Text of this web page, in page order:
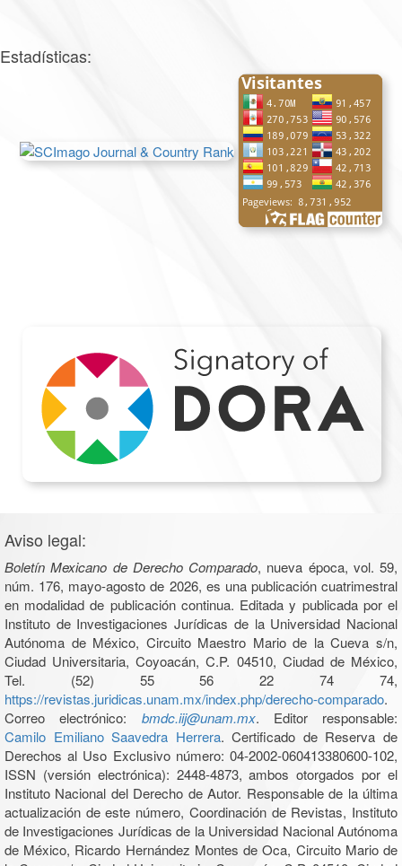
Estadísticas:
Aviso legal:
Boletín Mexicano de Derecho Comparado, nueva época, vol. 59,
núm. 176, mayo-agosto de 2026, es una publicación cuatrimestral
en modalidad de publicación continua. Editada y publicada por el
Instituto de Investigaciones Jurídicas de la Universidad Nacional
Autónoma de México, Circuito Maestro Mario de la Cueva s/n,
Ciudad Universitaria, Coyoacán, C.P. 04510, Ciudad de México,
Tel. (52) 55 56 22 74 74,
https://revistas.juridicas.unam.mx/index.php/derecho-comparado.
Correo electrónico: bmdc.iij@unam.mx. Editor responsable:
Camilo Emiliano Saavedra Herrera. Certificado de Reserva de
Derechos al Uso Exclusivo número: 04-2002-060413380600-102,
ISSN (versión electrónica): 2448-4873, ambos otorgados por el
Instituto Nacional del Derecho de Autor. Responsable de la última
actualización de este número, Coordinación de Revistas, Instituto
de Investigaciones Jurídicas de la Universidad Nacional Autónoma
de México, Ricardo Hernández Montes de Oca, Circuito Mario de